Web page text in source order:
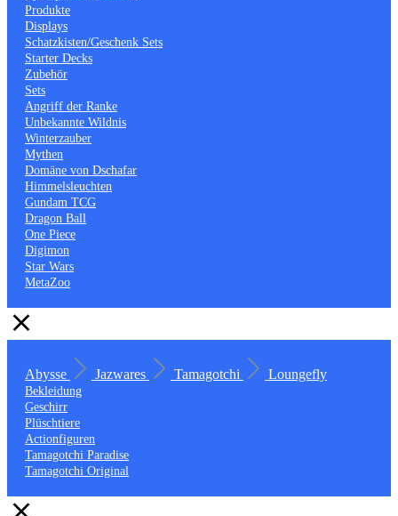
Produkte
Displays
Schatzkisten/Geschenk Sets
Starter Decks
Zubehör
Sets
Angriff der Ranke
Unbekannte Wildnis
Winterzauber
Mythen
Domäne von Dschafar
Himmelsleuchten
Gundam TCG
Dragon Ball
One Piece
Digimon
Star Wars
MetaZoo
Abysse Jazwares Tamagotchi Loungefly
Bekleidung
Geschirr
Plüschtiere
Actionfiguren
Tamagotchi Paradise
Tamagotchi Original